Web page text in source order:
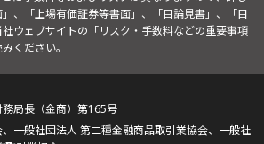
、「上場有価証券等書面」、「目論見書」、「目
ウェブサイトの「リスク・手数料などの重要事項
ください。
局長（金商）第165号
一般社団法人 第二種金融商品取引業協会、一般社